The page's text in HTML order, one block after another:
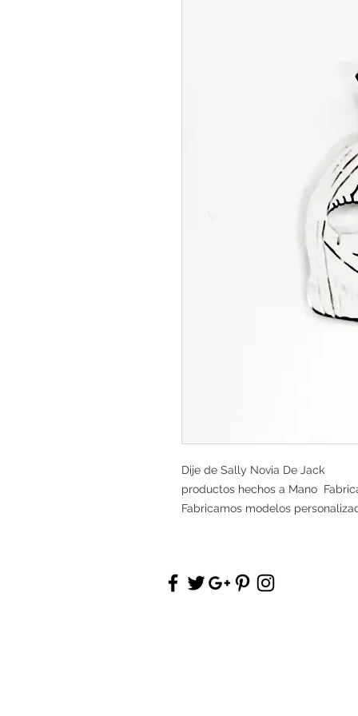
Dije de Sally Novia De Jack
productos hechos a Mano
Fabricamos modelos